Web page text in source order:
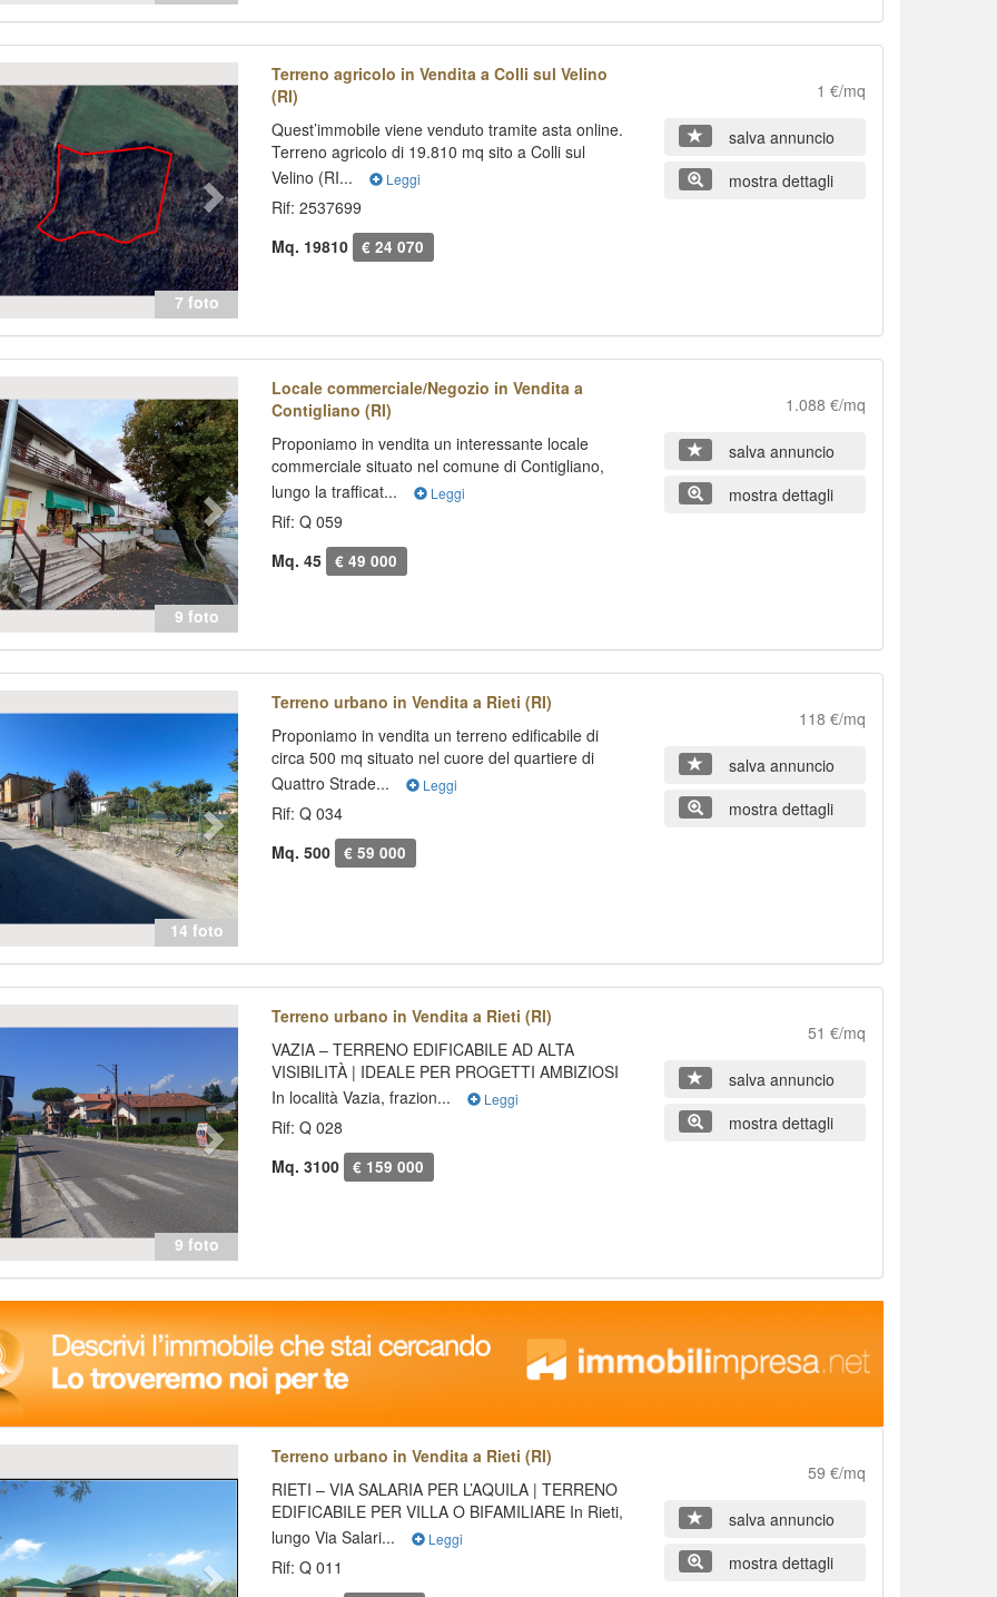
7 foto
Next
Terreno agricolo in Vendita a Colli sul Velino
(RI)
Quest’immobile viene venduto tramite asta online.
Terreno agricolo di 19.810 mq sito a Colli sul
Velino (RI...
Leggi
Rif: 2537699
Mq. 19810
€ 24 070
1 €/mq
salva annuncio
mostra dettagli
9 foto
Next
Locale commerciale/Negozio in Vendita a
Contigliano (RI)
Proponiamo in vendita un interessante locale
commerciale situato nel comune di Contigliano,
lungo la trafficat...
Leggi
Rif: Q 059
Mq. 45
€ 49 000
1.088 €/mq
salva annuncio
mostra dettagli
14 foto
Next
Terreno urbano in Vendita a Rieti (RI)
Proponiamo in vendita un terreno edificabile di
circa 500 mq situato nel cuore del quartiere di
Quattro Strade...
Leggi
Rif: Q 034
Mq. 500
€ 59 000
118 €/mq
salva annuncio
mostra dettagli
9 foto
Next
Terreno urbano in Vendita a Rieti (RI)
VAZIA – TERRENO EDIFICABILE AD ALTA
VISIBILITÀ | IDEALE PER PROGETTI AMBIZIOSI
In località Vazia, frazion...
Leggi
Rif: Q 028
Mq. 3100
€ 159 000
51 €/mq
salva annuncio
mostra dettagli
Terreno urbano in Vendita a Rieti (RI)
RIETI – VIA SALARIA PER L’AQUILA | TERRENO
EDIFICABILE PER VILLA O BIFAMILIARE In Rieti,
lungo Via Salari...
Leggi
Rif: Q 011
59 €/mq
salva annuncio
mostra dettagli